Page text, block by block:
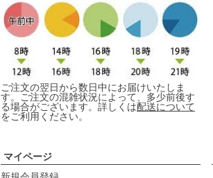
ご注文の翌日から数日中にお届けいたしま
す。ご注文の混雑状況によって、多少前後す
る場合がございます。詳しくは配送について
をご利用ください。
マイページ